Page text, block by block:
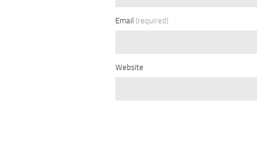
Email (required)
Website